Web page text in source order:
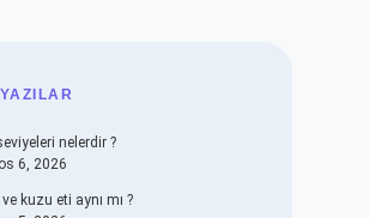
nelerdir ?
6, 2026
kuzu eti aynı mı ?